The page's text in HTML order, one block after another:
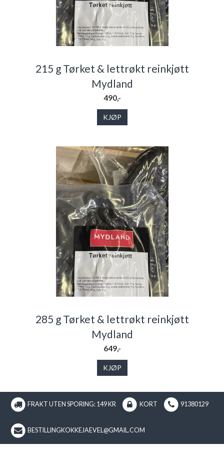
215 g Tørket & lettrøkt reinkjøtt
Mydland
490,-
KJØP
285 g Tørket & lettrøkt reinkjøtt
Mydland
649,-
KJØP
FRAKT UTEN SPORING: 149 KR KORT 91380129
BESTILLINGKOKKEJAEVEL@GMAIL.COM